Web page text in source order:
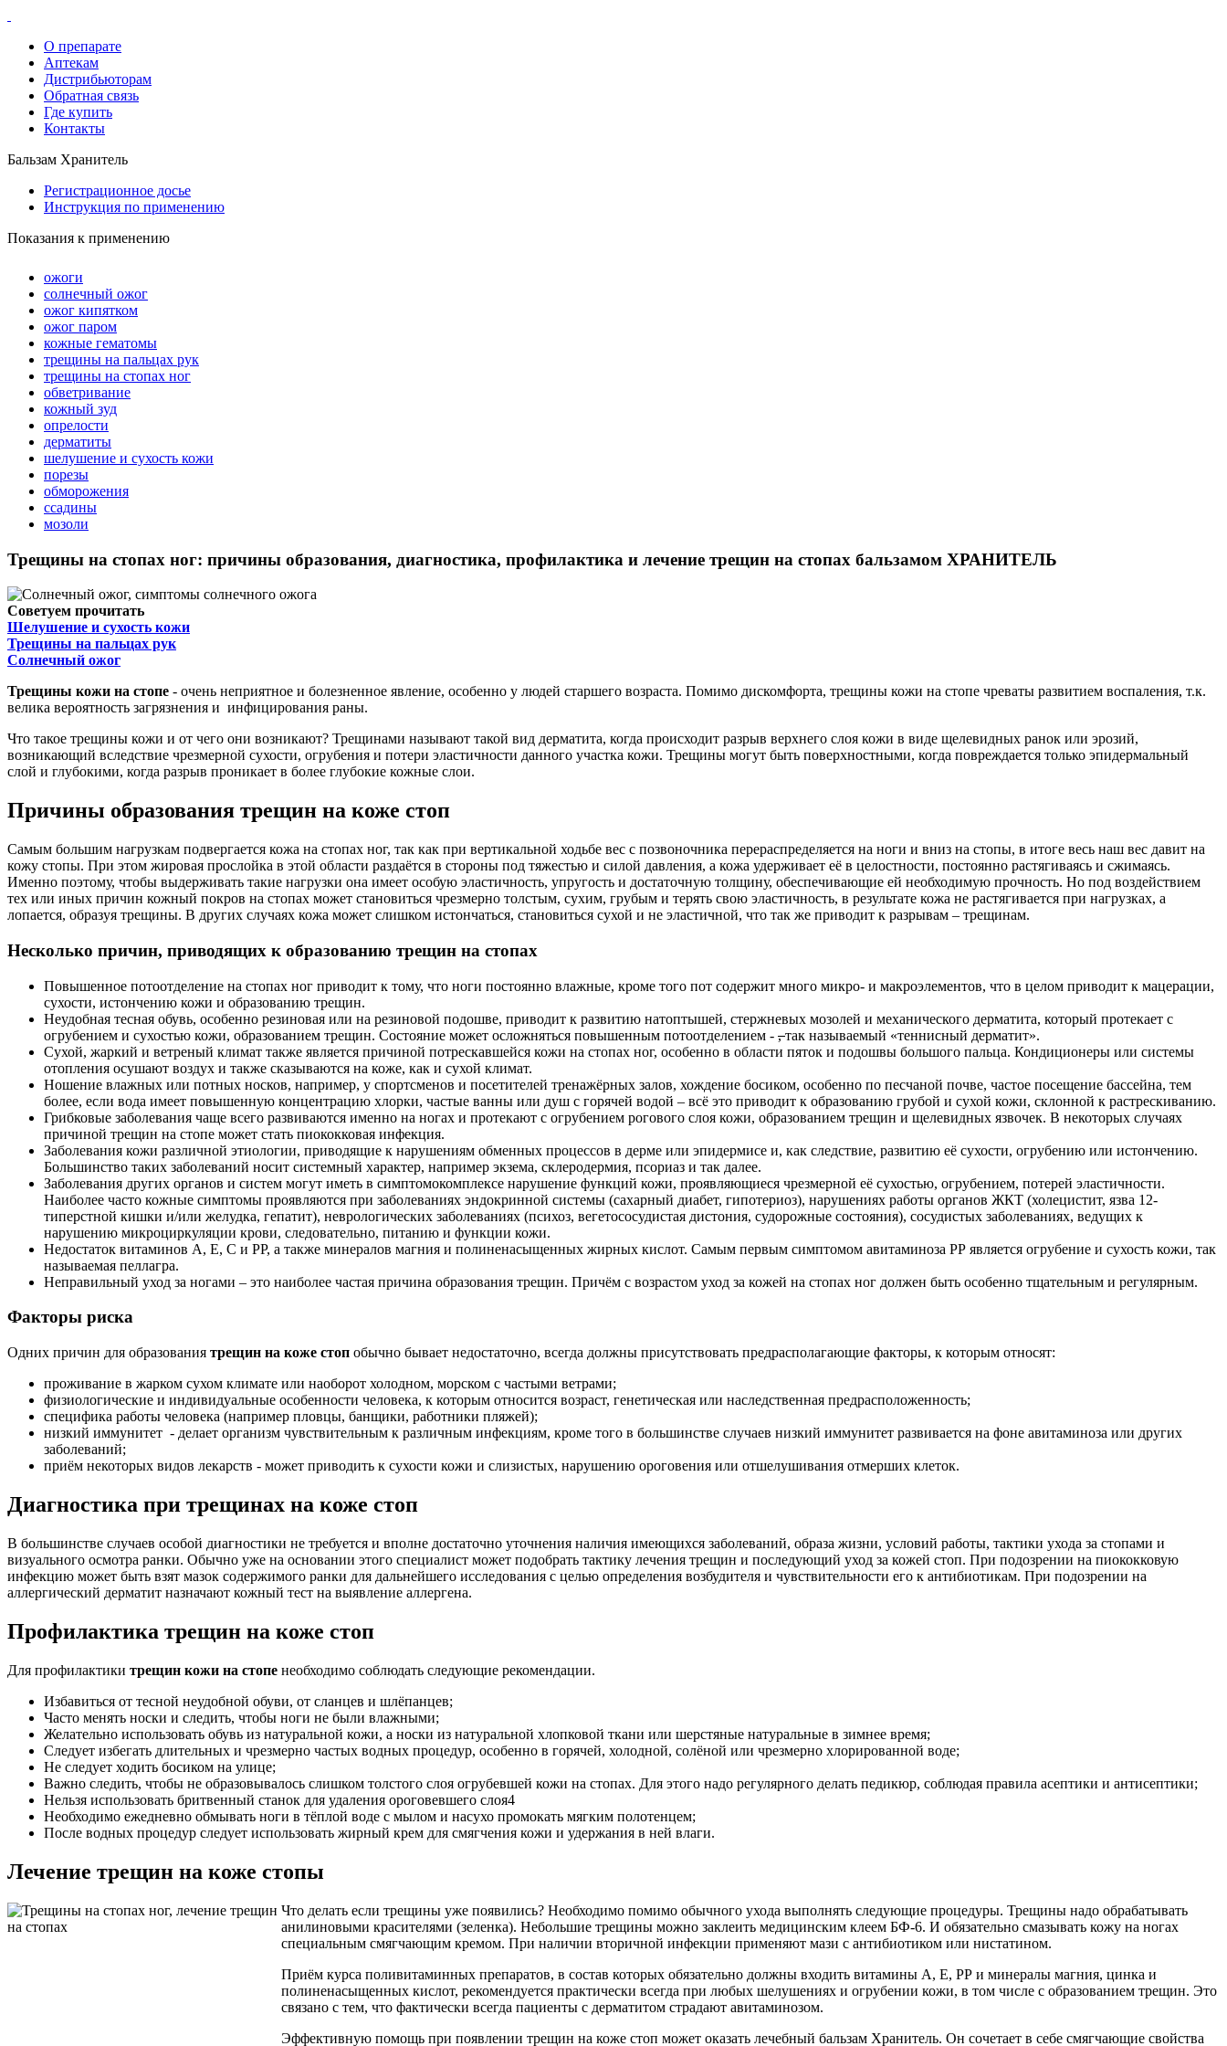
О препарате
Аптекам
Дистрибьюторам
Обратная связь
Где купить
Контакты
Бальзам Хранитель
Регистрационное досье
Инструкция по применению
Показания к применению
ожоги
солнечный ожог
ожог кипятком
ожог паром
кожные гематомы
трещины на пальцах рук
трещины на стопах ног
обветривание
кожный зуд
опрелости
дерматиты
шелушение и сухость кожи
порезы
обморожения
ссадины
мозоли
Трещины на стопах ног: причины образования, диагностика, профилактика и лечение трещин на стопах бальзамом ХРАНИТЕЛЬ
Советуем прочитать
Шелушение и сухость кожи
Трещины на пальцах рук
Солнечный ожог
Трещины кожи на стопе - очень неприятное и болезненное явление, особенно у людей старшего возраста. Помимо дискомфорта, трещины кожи на стопе чреваты развитием воспаления, т.к.
велика вероятность загрязнения и инфицирования раны.
Что такое трещины кожи и от чего они возникают? Трещинами называют такой вид дерматита, когда происходит разрыв верхнего слоя кожи в виде щелевидных ранок или эрозий,
возникающий вследствие чрезмерной сухости, огрубения и потери эластичности данного участка кожи. Трещины могут быть поверхностными, когда повреждается только эпидермальный
слой и глубокими, когда разрыв проникает в более глубокие кожные слои.
Причины образования трещин на коже стоп
Самым большим нагрузкам подвергается кожа на стопах ног, так как при вертикальной ходьбе вес с позвоночника перераспределяется на ноги и вниз на стопы, в итоге весь наш вес давит на
кожу стопы. При этом жировая прослойка в этой области раздаётся в стороны под тяжестью и силой давления, а кожа удерживает её в целостности, постоянно растягиваясь и сжимаясь.
Именно поэтому, чтобы выдерживать такие нагрузки она имеет особую эластичность, упругость и достаточную толщину, обеспечивающие ей необходимую прочность. Но под воздействием
тех или иных причин кожный покров на стопах может становиться чрезмерно толстым, сухим, грубым и терять свою эластичность, в результате кожа не растягивается при нагрузках, а
лопается, образуя трещины. В других случаях кожа может слишком истончаться, становиться сухой и не эластичной, что так же приводит к разрывам – трещинам.
Несколько причин, приводящих к образованию трещин на стопах
Повышенное потоотделение на стопах ног приводит к тому, что ноги постоянно влажные, кроме того пот содержит много микро- и макроэлементов, что в целом приводит к мацерации,
сухости, истончению кожи и образованию трещин.
Неудобная тесная обувь, особенно резиновая или на резиновой подошве, приводит к развитию натоптышей, стержневых мозолей и механического дерматита, который протекает с
огрубением и сухостью кожи, образованием трещин. Состояние может осложняться повышенным потоотделением - ,так называемый «теннисный дерматит».
Сухой, жаркий и ветреный климат также является причиной потрескавшейся кожи на стопах ног, особенно в области пяток и подошвы большого пальца. Кондиционеры или системы
отопления осушают воздух и также сказываются на коже, как и сухой климат.
Ношение влажных или потных носков, например, у спортсменов и посетителей тренажёрных залов, хождение босиком, особенно по песчаной почве, частое посещение бассейна, тем
более, если вода имеет повышенную концентрацию хлорки, частые ванны или душ с горячей водой – всё это приводит к образованию грубой и сухой кожи, склонной к растрескиванию.
Грибковые заболевания чаще всего развиваются именно на ногах и протекают с огрубением рогового слоя кожи, образованием трещин и щелевидных язвочек. В некоторых случаях
причиной трещин на стопе может стать пиококковая инфекция.
Заболевания кожи различной этиологии, приводящие к нарушениям обменных процессов в дерме или эпидермисе и, как следствие, развитию её сухости, огрубению или истончению.
Большинство таких заболеваний носит системный характер, например экзема, склеродермия, псориаз и так далее.
Заболевания других органов и систем могут иметь в симптомокомплексе нарушение функций кожи, проявляющиеся чрезмерной её сухостью, огрубением, потерей эластичности.
Наиболее часто кожные симптомы проявляются при заболеваниях эндокринной системы (сахарный диабет, гипотериоз), нарушениях работы органов ЖКТ (холецистит, язва 12-
типерстной кишки и/или желудка, гепатит), неврологических заболеваниях (психоз, вегетососудистая дистония, судорожные состояния), сосудистых заболеваниях, ведущих к
нарушению микроциркуляции крови, следовательно, питанию и функции кожи.
Недостаток витаминов А, Е, С и РР, а также минералов магния и полиненасыщенных жирных кислот. Самым первым симптомом авитаминоза РР является огрубение и сухость кожи, так
называемая пеллагра.
Неправильный уход за ногами – это наиболее частая причина образования трещин. Причём с возрастом уход за кожей на стопах ног должен быть особенно тщательным и регулярным.
Факторы риска
Одних причин для образования трещин на коже стоп обычно бывает недостаточно, всегда должны присутствовать предрасполагающие факторы, к которым относят:
проживание в жарком сухом климате или наоборот холодном, морском с частыми ветрами;
физиологические и индивидуальные особенности человека, к которым относится возраст, генетическая или наследственная предрасположенность;
специфика работы человека (например пловцы, банщики, работники пляжей);
низкий иммунитет - делает организм чувствительным к различным инфекциям, кроме того в большинстве случаев низкий иммунитет развивается на фоне авитаминоза или других
заболеваний;
приём некоторых видов лекарств - может приводить к сухости кожи и слизистых, нарушению ороговения или отшелушивания отмерших клеток.
Диагностика при трещинах на коже стоп
В большинстве случаев особой диагностики не требуется и вполне достаточно уточнения наличия имеющихся заболеваний, образа жизни, условий работы, тактики ухода за стопами и
визуального осмотра ранки. Обычно уже на основании этого специалист может подобрать тактику лечения трещин и последующий уход за кожей стоп. При подозрении на пиококковую
инфекцию может быть взят мазок содержимого ранки для дальнейшего исследования с целью определения возбудителя и чувствительности его к антибиотикам. При подозрении на
аллергический дерматит назначают кожный тест на выявление аллергена.
Профилактика трещин на коже стоп
Для профилактики трещин кожи на стопе необходимо соблюдать следующие рекомендации.
Избавиться от тесной неудобной обуви, от сланцев и шлёпанцев;
Часто менять носки и следить, чтобы ноги не были влажными;
Желательно использовать обувь из натуральной кожи, а носки из натуральной хлопковой ткани или шерстяные натуральные в зимнее время;
Следует избегать длительных и чрезмерно частых водных процедур, особенно в горячей, холодной, солёной или чрезмерно хлорированной воде;
Не следует ходить босиком на улице;
Важно следить, чтобы не образовывалось слишком толстого слоя огрубевшей кожи на стопах. Для этого надо регулярного делать педикюр, соблюдая правила асептики и антисептики;
Нельзя использовать бритвенный станок для удаления ороговевшего слоя4
Необходимо ежедневно обмывать ноги в тёплой воде с мылом и насухо промокать мягким полотенцем;
После водных процедур следует использовать жирный крем для смягчения кожи и удержания в ней влаги.
Лечение трещин на коже стопы
Что делать если трещины уже появились? Необходимо помимо обычного ухода выполнять следующие процедуры. Трещины надо обрабатывать
анилиновыми красителями (зеленка). Небольшие трещины можно заклеить медицинским клеем БФ-6. И обязательно смазывать кожу на ногах
специальным смягчающим кремом. При наличии вторичной инфекции применяют мази с антибиотиком или нистатином.
Приём курса поливитаминных препаратов, в состав которых обязательно должны входить витамины А, Е, РР и минералы магния, цинка и
полиненасыщенных кислот, рекомендуется практически всегда при любых шелушениях и огрубении кожи, в том числе с образованием трещин. Это
связано с тем, что фактически всегда пациенты с дерматитом страдают авитаминозом.
Эффективную помощь при появлении трещин на коже стоп может оказать лечебный бальзам Хранитель. Он сочетает в себе смягчающие свойства